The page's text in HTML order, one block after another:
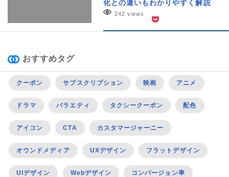
化との違いもわかりやすく解説
242 views
おすすめタグ
クーポン サブスクリプション 映画 アニメ
ドラマ バラエティ タクシークーポン 配色
アイコン CTA カスタマージャーニー
オウンドメディア UXデザイン フラットデザイン
UIデザイン Webデザイン コンバージョン率